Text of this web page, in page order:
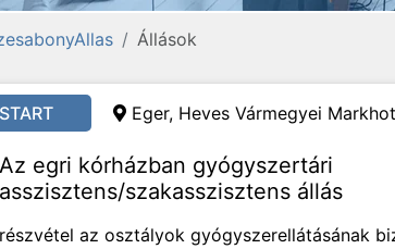
Állások
START Eger, Heves Vármegyei
Az egri kórházban gyógyszertári
asszisztens/szakasszisztens állás
részvétel az osztályok gyógyszerellátásának